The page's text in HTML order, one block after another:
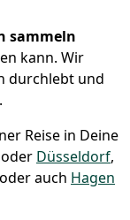
sammeln
kann. Wir
durchlebt und
Reise in Deine
oder Düsseldorf,
oder auch Hagen